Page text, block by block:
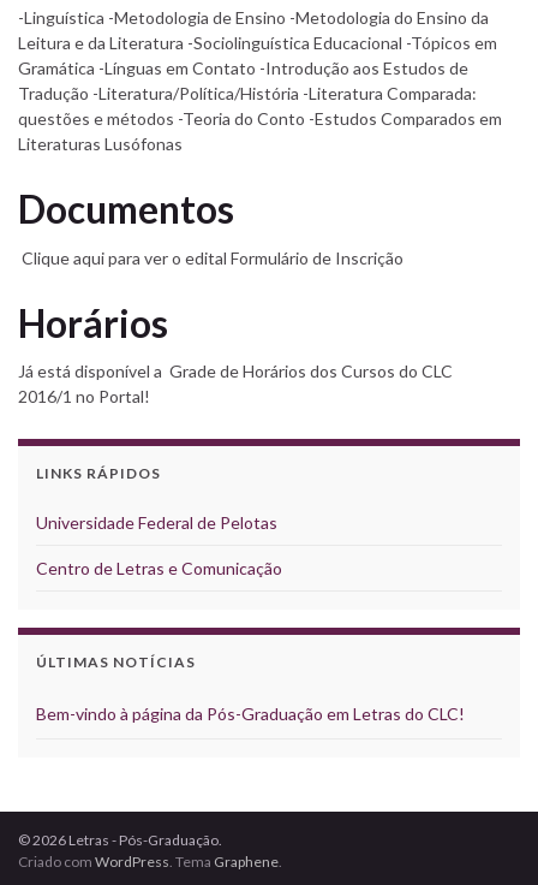
-Linguística -Metodologia de Ensino -Metodologia do Ensino da
Leitura e da Literatura -Sociolinguística Educacional -Tópicos em
Gramática -Línguas em Contato -Introdução aos Estudos de
Tradução -Literatura/Política/História -Literatura Comparada:
questões e métodos -Teoria do Conto -Estudos Comparados em
Literaturas Lusófonas
Documentos
Clique aqui para ver o edital Formulário de Inscrição
Horários
Já está disponível a Grade de Horários dos Cursos do CLC
2016/1 no Portal!
LINKS RÁPIDOS
Universidade Federal de Pelotas
Centro de Letras e Comunicação
ÚLTIMAS NOTÍCIAS
Bem-vindo à página da Pós-Graduação em Letras do CLC!
© 2026 Letras - Pós-Graduação.
Criado com WordPress. Tema Graphene.